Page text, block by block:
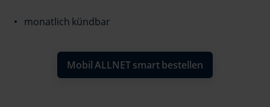
monatlich kündbar
Mobil ALLNET smart bestellen